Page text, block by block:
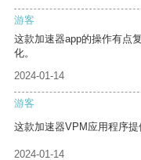
游客
这款加速器app的操作有点
化。
2024-01-14
游客
这款加速器VPM应用程序提
2024-01-14